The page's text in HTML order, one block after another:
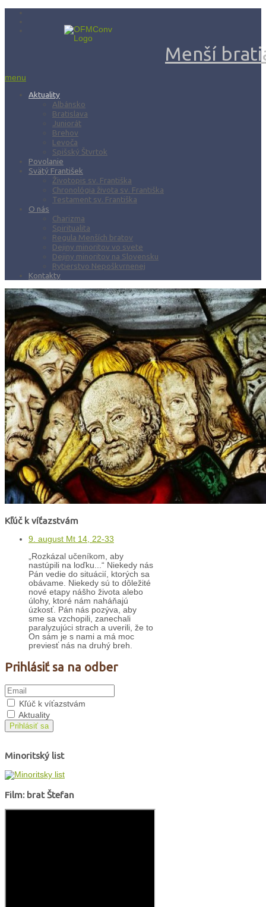
Menší
menu
Aktuality
Albánsko
Bratislava
Juniorát
Brehov
Levoča
Spišský Štvrtok
Povolanie
Svätý František
Životopis sv. Františka
Chronológia života sv. Františka
Testament sv. Františka
O nás
Charizma
Spiritualita
Regula Menších bratov
Dejiny minoritov vo svete
Dejiny minoritov na Slovensku
Rytierstvo Nepoškvrnenej
Kontakty
Kľúč k víťazstvám
9. august Mt 14, 22-33
„Rozkázal učeníkom, aby
nastúpili na loďku...“ Niekedy nás
Pán vedie do situácií, ktorých sa
obávame. Niekedy sú to dôležité
nové etapy nášho života alebo
úlohy, ktoré nám naháňajú
úzkosť. Pán nás pozýva, aby
sme sa vzchopili, zanechali
paralyzujúci strach a uverili, že to
On sám je s nami a má moc
previesť nás na druhý breh.
Prihlásiť sa na odber
Kľúč k víťazstvám
Aktuality
Prihlásiť sa
Minoritský list
Film: brat Štefan